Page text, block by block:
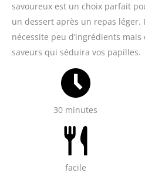
savoureux est un choix parfait
un dessert après un repas léger.
nécessite peu d’ingrédients
saveurs qui séduira vos papilles.
30 minutes
facile